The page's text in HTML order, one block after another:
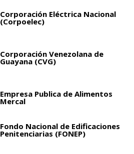
Corporación Eléctrica Nacional
(Corpoelec)
Corporación Venezolana de
Guayana (CVG)
Empresa Publica de Alimentos
Mercal
Fondo Nacional de Edificaciones
Penitenciarias (FONEP)